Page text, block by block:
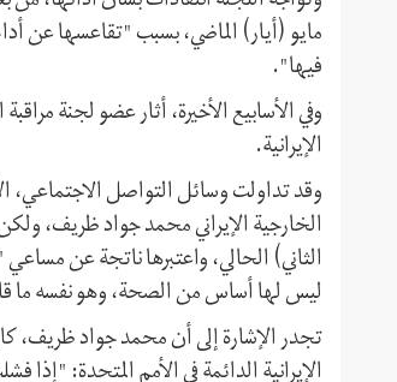
مايو (أيار) الماضي، بسبب "تقاعسها عن
فیها".
وفي الأسابيع الأخيرة، أثار عضو لجنة
الإيرانية.
وقد تداولت وسائل التواصل الاجتماعي،
الثاني) الحالي، واعتبرها ناتجة عن
ليس لها أساس من الصحة، وهو نفسه ما
تجدر الإشارة إلى أن محمد جواد ظریف،